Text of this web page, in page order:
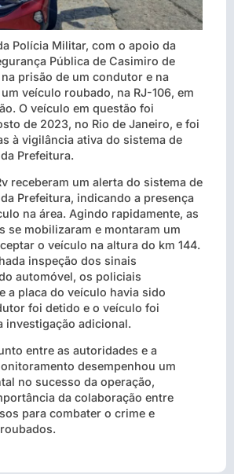
Polícia Militar, com o apoio da
Pública de Casimiro de
prisão de um condutor e na
veículo roubado, na RJ-106, em
O veículo em questão foi
de 2023, no Rio de Janeiro, e foi
à vigilância ativa do sistema de
Prefeitura.
receberam um alerta do sistema de
Prefeitura, indicando a presença
na área. Agindo rapidamente, as
se mobilizaram e montaram um
o veículo na altura do km 144.
inspeção dos sinais
automóvel, os policiais
a placa do veículo havia sido
foi detido e o veículo foi
investigação adicional.
entre as autoridades e a
desempenhou um
no sucesso da operação,
da colaboração entre
para combater o crime e